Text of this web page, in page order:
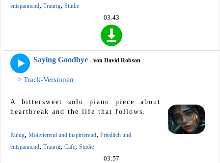
entspannend, Traurig, Studie
03:43
Saying Goodbye - von David Robson
> Track-Versionen
A bittersweet solo piano piece about
heartbreak and the life that follows.
Ruhig, Motivierend und inspirierend, Friedlich und
entspannend, Traurig, Cafe, Studie
03:57